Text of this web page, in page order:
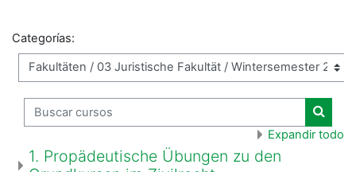
Categorías:
Buscar cursos
Expandir todo
1. Propädeutische Übungen zu den